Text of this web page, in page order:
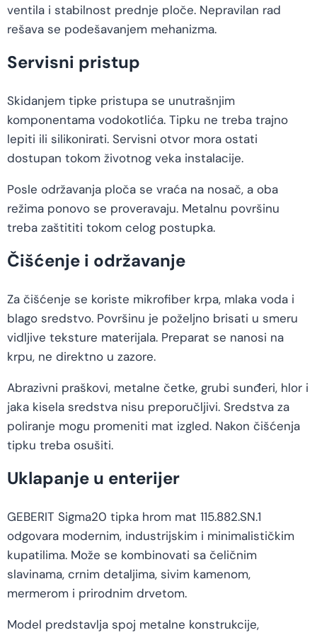
ventila i stabilnost prednje ploče. Nepravilan rad
rešava se podešavanjem mehanizma.
Servisni pristup
Skidanjem tipke pristupa se unutrašnjim
komponentama vodokotlića. Tipku ne treba trajno
lepiti ili silikonirati. Servisni otvor mora ostati
dostupan tokom životnog veka instalacije.
Posle održavanja ploča se vraća na nosač, a oba
režima ponovo se proveravaju. Metalnu površinu
treba zaštititi tokom celog postupka.
Čišćenje i održavanje
Za čišćenje se koriste mikrofiber krpa, mlaka voda i
blago sredstvo. Površinu je poželjno brisati u smeru
vidljive teksture materijala. Preparat se nanosi na
krpu, ne direktno u zazore.
Abrazivni praškovi, metalne četke, grubi sunđeri, hlor i
jaka kisela sredstva nisu preporučljivi. Sredstva za
poliranje mogu promeniti mat izgled. Nakon čišćenja
tipku treba osušiti.
Uklapanje u enterijer
GEBERIT Sigma20 tipka hrom mat 115.882.SN.1
odgovara modernim, industrijskim i minimalističkim
kupatilima. Može se kombinovati sa čeličnim
slavinama, crnim detaljima, sivim kamenom,
mermerom i prirodnim drvetom.
Model predstavlja spoj metalne konstrukcije,